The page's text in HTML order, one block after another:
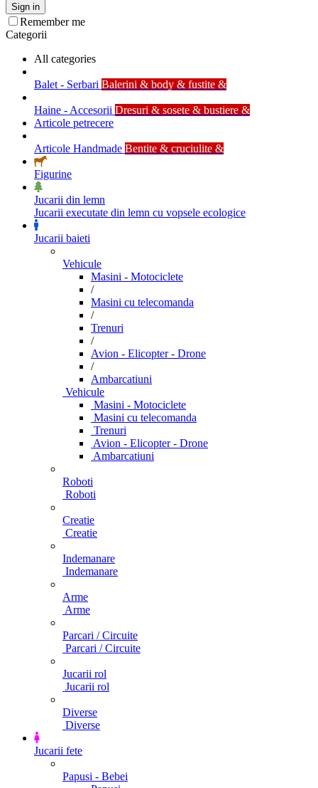
Sign in
Remember me
Categorii
All categories
Balet - Serbari Balerini & body & fustite &
Haine - Accesorii Dresuri & sosete & bustiere &
Articole petrecere
Articole Handmade Bentite & cruciulite &
Figurine
Jucarii din lemn
Jucarii executate din lemn cu vopsele ecologice
Jucarii baieti
Vehicule
Masini - Motociclete
/
Masini cu telecomanda
/
Trenuri
/
Avion - Elicopter - Drone
/
Ambarcatiuni
Vehicule
Masini - Motociclete
Masini cu telecomanda
Trenuri
Avion - Elicopter - Drone
Ambarcatiuni
Roboti
Roboti
Creatie
Creatie
Indemanare
Indemanare
Arme
Arme
Parcari / Circuite
Parcari / Circuite
Jucarii rol
Jucarii rol
Diverse
Diverse
Jucarii fete
Papusi - Bebei